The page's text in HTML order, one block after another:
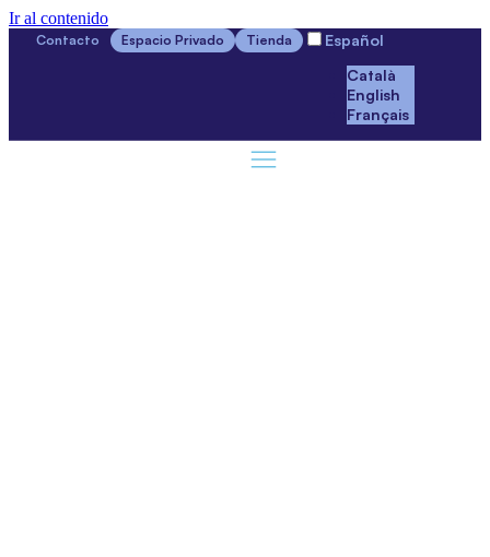
Ir al contenido
Contacto Espacio Privado Tienda
Español
Català
English
Français